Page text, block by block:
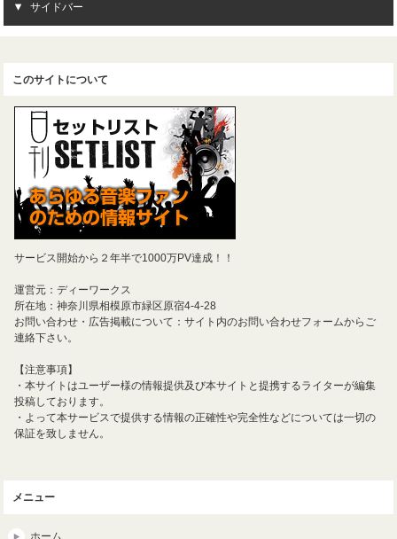
サイドバー
このサイトについて
サービス開始から２年半で1000万PV達成！！
運営元：ディーワークス
所在地：神奈川県相模原市緑区原宿4-4-28
お問い合わせ・広告掲載について：サイト内のお問い合わせフォームからご
連絡下さい。
【注意事項】
・本サイトはユーザー様の情報提供及び本サイトと提携するライターが編集
投稿しております。
・よって本サービスで提供する情報の正確性や完全性などについては一切の
保証を致しません。
メニュー
ホーム